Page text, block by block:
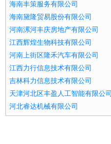
海南丰策服务有限公司
海南黛隆贸易股份有限公司
河南漯河丰庆房地产有限公司
江西辉煌生物科技有限公司
河南上街区隆禾汽车有限公司
江西力行信息技术有限公司
吉林科力信息技术有限公司
天津河北区丰盈人工智能有限公司
河北睿达机械有限公司